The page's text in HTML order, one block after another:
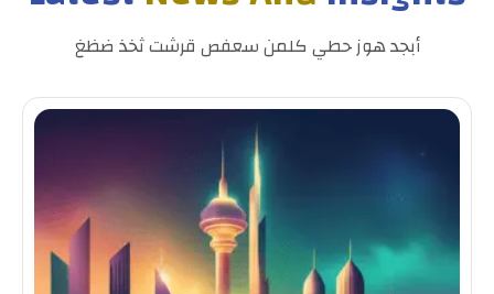
أبجد هوز حطي كلمن سعفص قرشت ثخذ ضظغ